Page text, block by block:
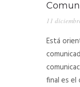
11
Está
final es